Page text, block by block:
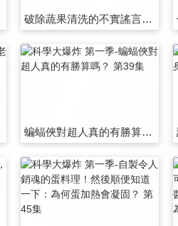
破除蔬果清洗的不實謠言！蔬果怎麼洗才安心？ 第33集
蝙蝠俠對超人真的有勝算嗎？ 第39集